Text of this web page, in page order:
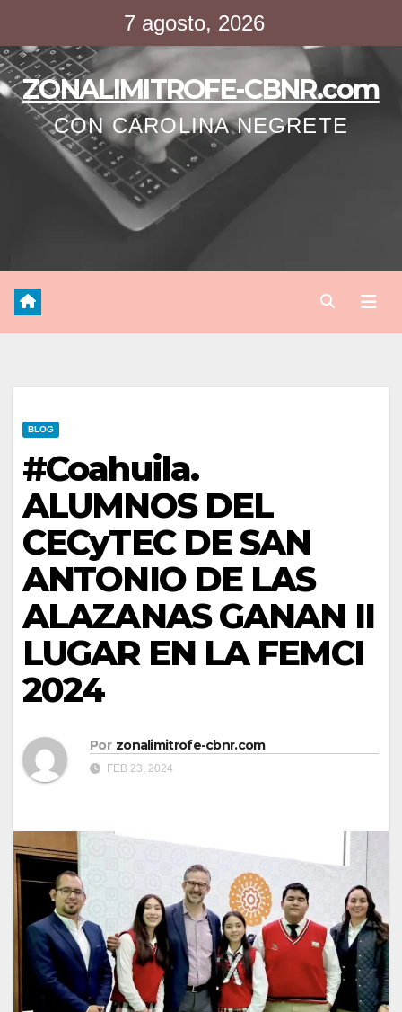
contenido
7 agosto, 2026
ZONALIMITROFE-CBNR.com
CON CAROLINA NEGRETE
BLOG
#Coahuila.
ALUMNOS DEL
CECyTEC DE SAN
ANTONIO DE LAS
ALAZANAS GANAN II
LUGAR EN LA FEMCI
2024
Por zonalimitrofe-cbnr.com
FEB 23, 2024